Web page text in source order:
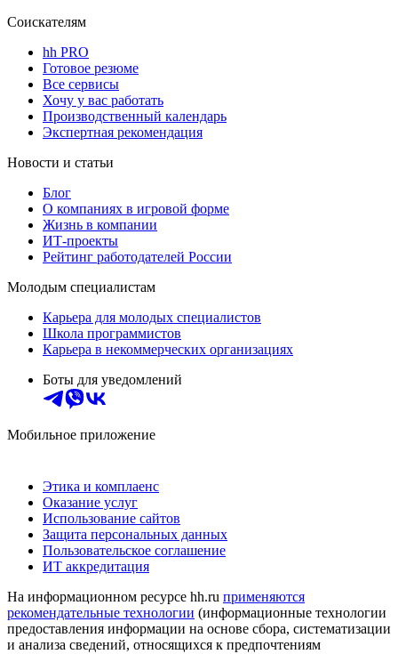
Соискателям
hh PRO
Готовое резюме
Все сервисы
Хочу у вас работать
Производственный календарь
Экспертная рекомендация
Новости и статьи
Блог
О компаниях в игровой форме
Жизнь в компании
ИТ-проекты
Рейтинг работодателей России
Молодым специалистам
Карьера для молодых специалистов
Школа программистов
Карьера в некоммерческих организациях
Боты для уведомлений
Мобильное приложение
Этика и комплаенс
Оказание услуг
Использование сайтов
Защита персональных данных
Пользовательское соглашение
ИТ аккредитация
На информационном ресурсе hh.ru применяются
рекомендательные технологии (информационные технологии
предоставления информации на основе сбора, систематизации
и анализа сведений, относящихся к предпочтениям